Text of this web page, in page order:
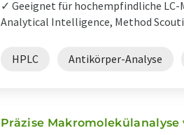
✓ Geeignet für hochempfindliche
Analytical Intelligence, Method
HPLC Antikörper-Analyse
Präzise Makromolekülanalyse